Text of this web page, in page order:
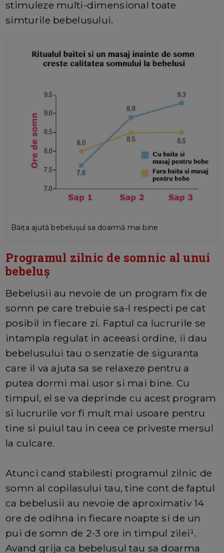
stimuleze multi-dimensional toate
simturile bebelusului.
Băița ajută bebelușul sa doarmă mai bine
Programul zilnic de somnic al unui
bebeluș
Bebelusii au nevoie de un program fix de
somn pe care trebuie sa-l respecti pe cat
posibil in fiecare zi. Faptul ca lucrurile se
intampla regulat in aceeasi ordine, ii dau
bebelusului tau o senzatie de siguranta
care il va ajuta sa se relaxeze pentru a
putea dormi mai usor si mai bine. Cu
timpul, el se va deprinde cu acest program
si lucrurile vor fi mult mai usoare pentru
tine si puiul tau in ceea ce priveste mersul
la culcare.
Atunci cand stabilesti programul zilnic de
somn al copilasului tau, tine cont de faptul
ca bebelusii au nevoie de aproximativ 14
ore de odihna in fiecare noapte si de un
pui de somn de 2-3 ore in timpul zilei¹.
Avand grija ca bebelusul tau sa doarma